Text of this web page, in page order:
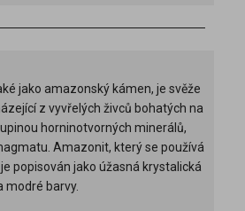
jako amazonský kámen, je svěže
z vyvřelých živců bohatých na
horninotvorných minerálů,
Amazonit, který se používá
popisován jako úžasná krystalická
modré barvy.